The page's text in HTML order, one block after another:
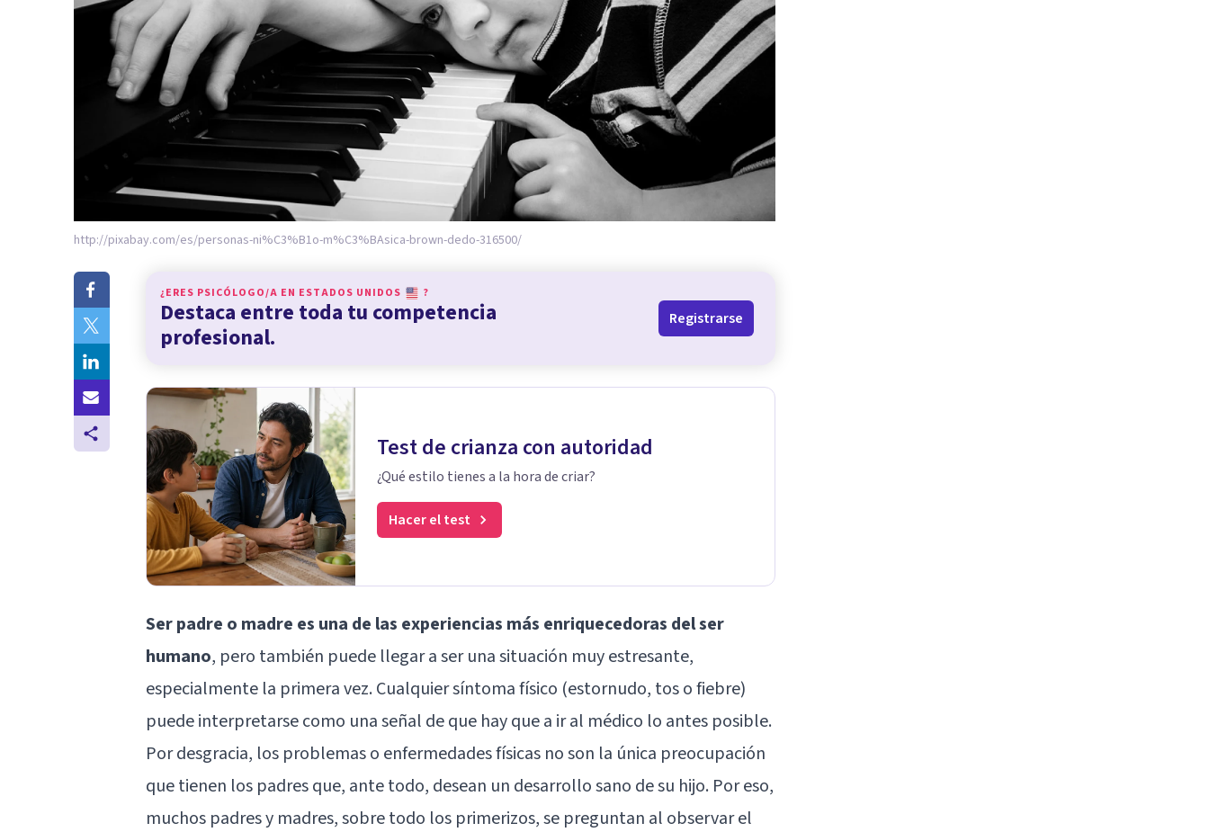
http://pixabay.com/es/personas-ni%C3%B1o-m%C3%BAsica-brown-dedo-316500/
¿ERES PSICÓLOGO/A EN ESTADOS UNIDOS ?
Destaca entre toda tu competencia
profesional.
Registrarse
Test de crianza con autoridad
¿Qué estilo tienes a la hora de criar?
Hacer el test
Ser padre o madre es una de las experiencias más enriquecedoras del ser
humano, pero también puede llegar a ser una situación muy estresante,
especialmente la primera vez. Cualquier síntoma físico (estornudo, tos o fiebre)
puede interpretarse como una señal de que hay que a ir al médico lo antes posible.
Por desgracia, los problemas o enfermedades físicas no son la única preocupación
que tienen los padres que, ante todo, desean un desarrollo sano de su hijo. Por eso,
muchos padres y madres, sobre todo los primerizos, se preguntan al observar el